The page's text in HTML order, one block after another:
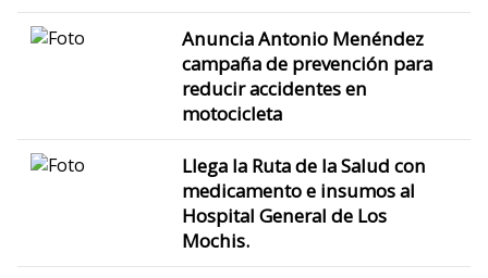
Anuncia Antonio Menéndez
campaña de prevención para
reducir accidentes en
motocicleta
Llega la Ruta de la Salud con
medicamento e insumos al
Hospital General de Los
Mochis.